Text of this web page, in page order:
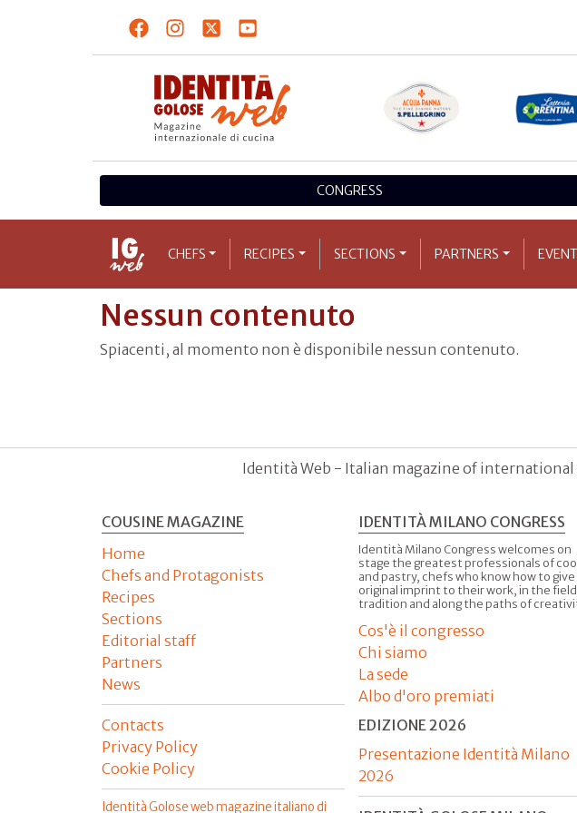
CONGRESS
CHEFS RECIPES SECTIONS PARTNERS
Nessun contenuto
Spiacenti, al momento non è disponibile nessun contenuto.
Identità Web - Italian magazine of
COUSINE MAGAZINE
Home
Chefs and Protagonists
Recipes
Sections
Editorial staff
Partners
News
Contacts
Privacy Policy
Cookie Policy
Identità Golose web magazine italiano di
IDENTITÀ MILANO CONGRESS
Identità Milano Congress welcomes on
stage the greatest professionals of
and pastry, chefs who know how to give
original imprint to their work, in the
tradition and along the paths of
Cos'è il congresso
Chi siamo
La sede
Albo d'oro premiati
EDIZIONE 2026
Presentazione Identità Milano
2026